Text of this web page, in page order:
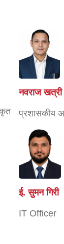
नवराज खत्री
प्रशासकीय
ई. सुमन गिरी
IT Officer